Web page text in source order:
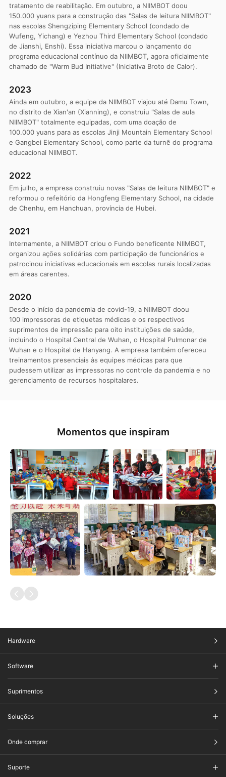
tratamento de reabilitação. Em outubro, a NIIMBOT doou
150.000 yuans para a construção das "Salas de leitura NIIMBOT"
nas escolas Shengziping Elementary School (condado de
Wufeng, Yichang) e Yezhou Third Elementary School (condado
de Jianshi, Enshi). Essa iniciativa marcou o lançamento do
programa educacional contínuo da NIIMBOT, agora oficialmente
chamado de "Warm Bud Initiative" (Iniciativa Broto de Calor).
2023
Ainda em outubro, a equipe da NIIMBOT viajou até Damu Town,
no distrito de Xian'an (Xianning), e construiu "Salas de aula
NIIMBOT" totalmente equipadas, com uma doação de
100.000 yuans para as escolas Jinji Mountain Elementary School
e Gangbei Elementary School, como parte da turnê do programa
educacional NIIMBOT.
2022
Em julho, a empresa construiu novas "Salas de leitura NIIMBOT" e
reformou o refeitório da Hongfeng Elementary School, na cidade
de Chenhu, em Hanchuan, província de Hubei.
2021
Internamente, a NIIMBOT criou o Fundo beneficente NIIMBOT,
organizou ações solidárias com participação de funcionários e
patrocinou iniciativas educacionais em escolas rurais localizadas
em áreas carentes.
2020
Desde o início da pandemia de covid-19, a NIIMBOT doou
100 impressoras de etiquetas médicas e os respectivos
suprimentos de impressão para oito instituições de saúde,
incluindo o Hospital Central de Wuhan, o Hospital Pulmonar de
Wuhan e o Hospital de Hanyang. A empresa também ofereceu
treinamentos presenciais às equipes médicas para que
pudessem utilizar as impressoras no controle da pandemia e no
gerenciamento de recursos hospitalares.
Momentos que inspiram
Hardware
Software
Suprimentos
Soluções
Onde comprar
Suporte